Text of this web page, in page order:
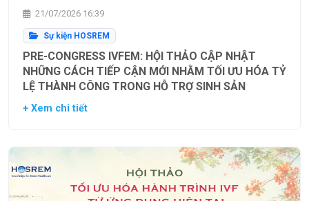
21/07/2026 16:39
Sự kiện HOSREM
PRE-CONGRESS IVFEM: HỘI THẢO CẬP NHẬT
NHỮNG CÁCH TIẾP CẬN MỚI NHẰM TỐI ƯU HÓA TỶ
LỆ THÀNH CÔNG TRONG HỖ TRỢ SINH SẢN
+ Xem chi tiết